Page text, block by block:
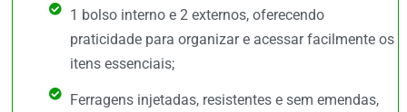
1 bolso interno e 2 externos, oferecendo
praticidade para organizar e acessar facilmente os
itens essenciais;
Ferragens injetadas, resistentes e sem emendas,